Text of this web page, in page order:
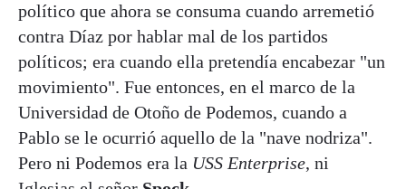
político que ahora se consuma cuando arremetió
contra Díaz por hablar mal de los partidos
políticos; era cuando ella pretendía encabezar "un
movimiento". Fue entonces, en el marco de la
Universidad de Otoño de Podemos, cuando a
Pablo se le ocurrió aquello de la "nave nodriza".
Pero ni Podemos era la USS Enterprise, ni